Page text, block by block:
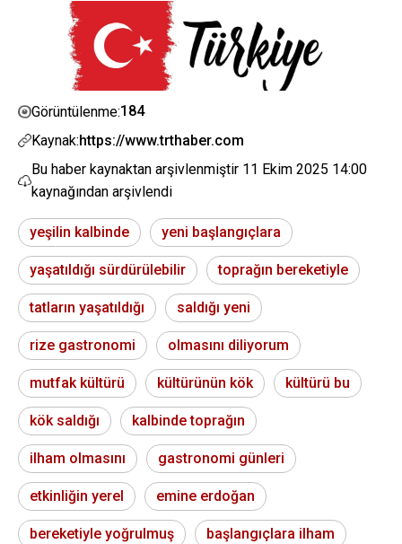
Görüntülenme:184
Kaynak:https://www.trthaber.com
Bu haber kaynaktan arşivlenmiştir 11 Ekim 2025 14:00
kaynağından arşivlendi
yeşilin kalbinde yeni başlangıçlara
yaşatıldığı sürdürülebilir toprağın bereketiyle
tatların yaşatıldığı saldığı yeni
rize gastronomi olmasını diliyorum
mutfak kültürü kültürünün kök kültürü bu
kök saldığı kalbinde toprağın
ilham olmasını gastronomi günleri
etkinliğin yerel emine erdoğan
bereketiyle yoğrulmuş başlangıçlara ilham